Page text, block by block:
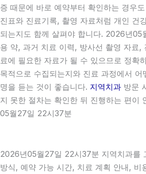
증 때문에 바로 예약부터 확인하는 경우
진표와 진료기록, 촬영 자료처럼 개인 건
되는지도 함께 살펴야 합니다. 2026년
용 약, 과거 치료 이력, 방사선 촬영 자료,
료에 필요한 자료가 될 수 있으므로 정확
목적으로 수집되는지와 진료 과정에서 어
명을 듣는 것이 좋습니다. 지역치과 방문
지 못한 절차는 확인한 뒤 진행하는 편이
05월27일 22시37분
2026년05월27일 22시37분 지역치과를
방식, 예약 가능 시간, 치료 계획 안내, 비